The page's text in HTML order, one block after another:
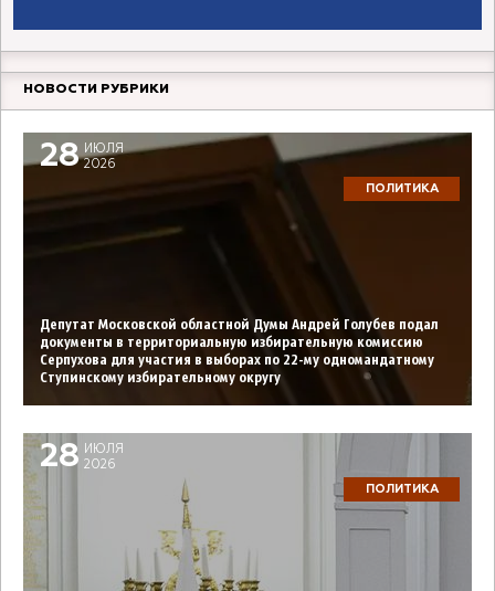
НОВОСТИ РУБРИКИ
28 ИЮЛЯ
2026
ПОЛИТИКА
Депутат Московской областной Думы Андрей Голубев подал
документы в территориальную избирательную комиссию
Серпухова для участия в выборах по 22-му одномандатному
Ступинскому избирательному округу
28
ИЮЛЯ
2026
ПОЛИТИКА